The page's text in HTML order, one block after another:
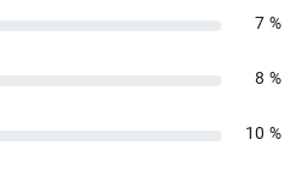
7 %
8 %
10 %